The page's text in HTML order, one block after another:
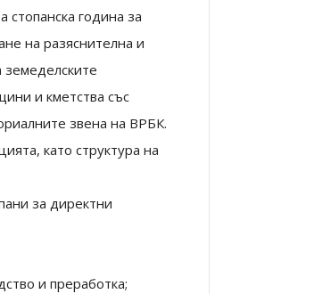
стопанска година за
на разяснителна и
земеделските
и кметства със
звена на ВРБК.
като структура на
за директни
и преработка;